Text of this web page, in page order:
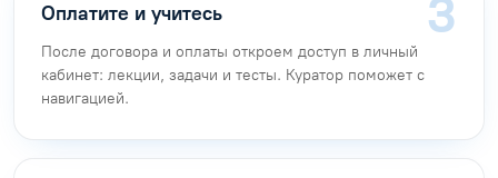
Оплатите и учитесь
После договора и оплаты откроем доступ в личный
кабинет: лекции, задачи и тесты. Куратор поможет с
навигацией.